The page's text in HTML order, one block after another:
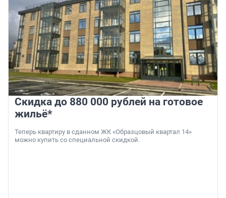
Скидка до 880 000 рублей на готовое
жильё*
Теперь квартиру в сданном ЖК «Образцовый квартал 14»
можно купить со специальной скидкой.